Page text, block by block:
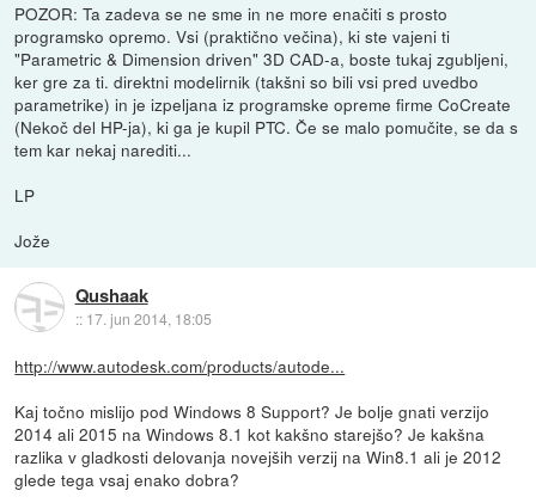
POZOR: Ta zadeva se ne sme in ne more enačiti s prosto
programsko opremo. Vsi (praktično večina), ki ste vajeni ti
"Parametric & Dimension driven" 3D CAD-a, boste tukaj zgubljeni,
ker gre za ti. direktni modelirnik (takšni so bili vsi pred uvedbo
parametrike) in je izpeljana iz programske opreme firme CoCreate
(Nekoč del HP-ja), ki ga je kupil PTC. Če se malo pomučite, se da s
tem kar nekaj narediti...
LP
Jože
Qushaak
:: 17. jun 2014, 18:05
http://www.autodesk.com/products/autode...
Kaj točno mislijo pod Windows 8 Support? Je bolje gnati verzijo
2014 ali 2015 na Windows 8.1 kot kakšno starejšo? Je kakšna
razlika v gladkosti delovanja novejših verzij na Win8.1 ali je 2012
glede tega vsaj enako dobra?